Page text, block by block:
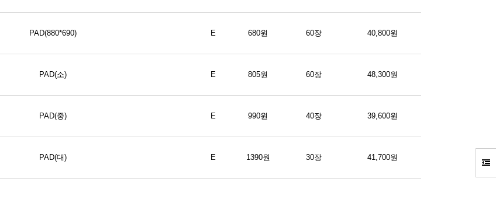
PAD(880*690) E 680원 60장 40,800원
PAD(소) E 805원 60장 48,300원
PAD(중) E 990원 40장 39,600원
PAD(대) E 1390원 30장 41,700원